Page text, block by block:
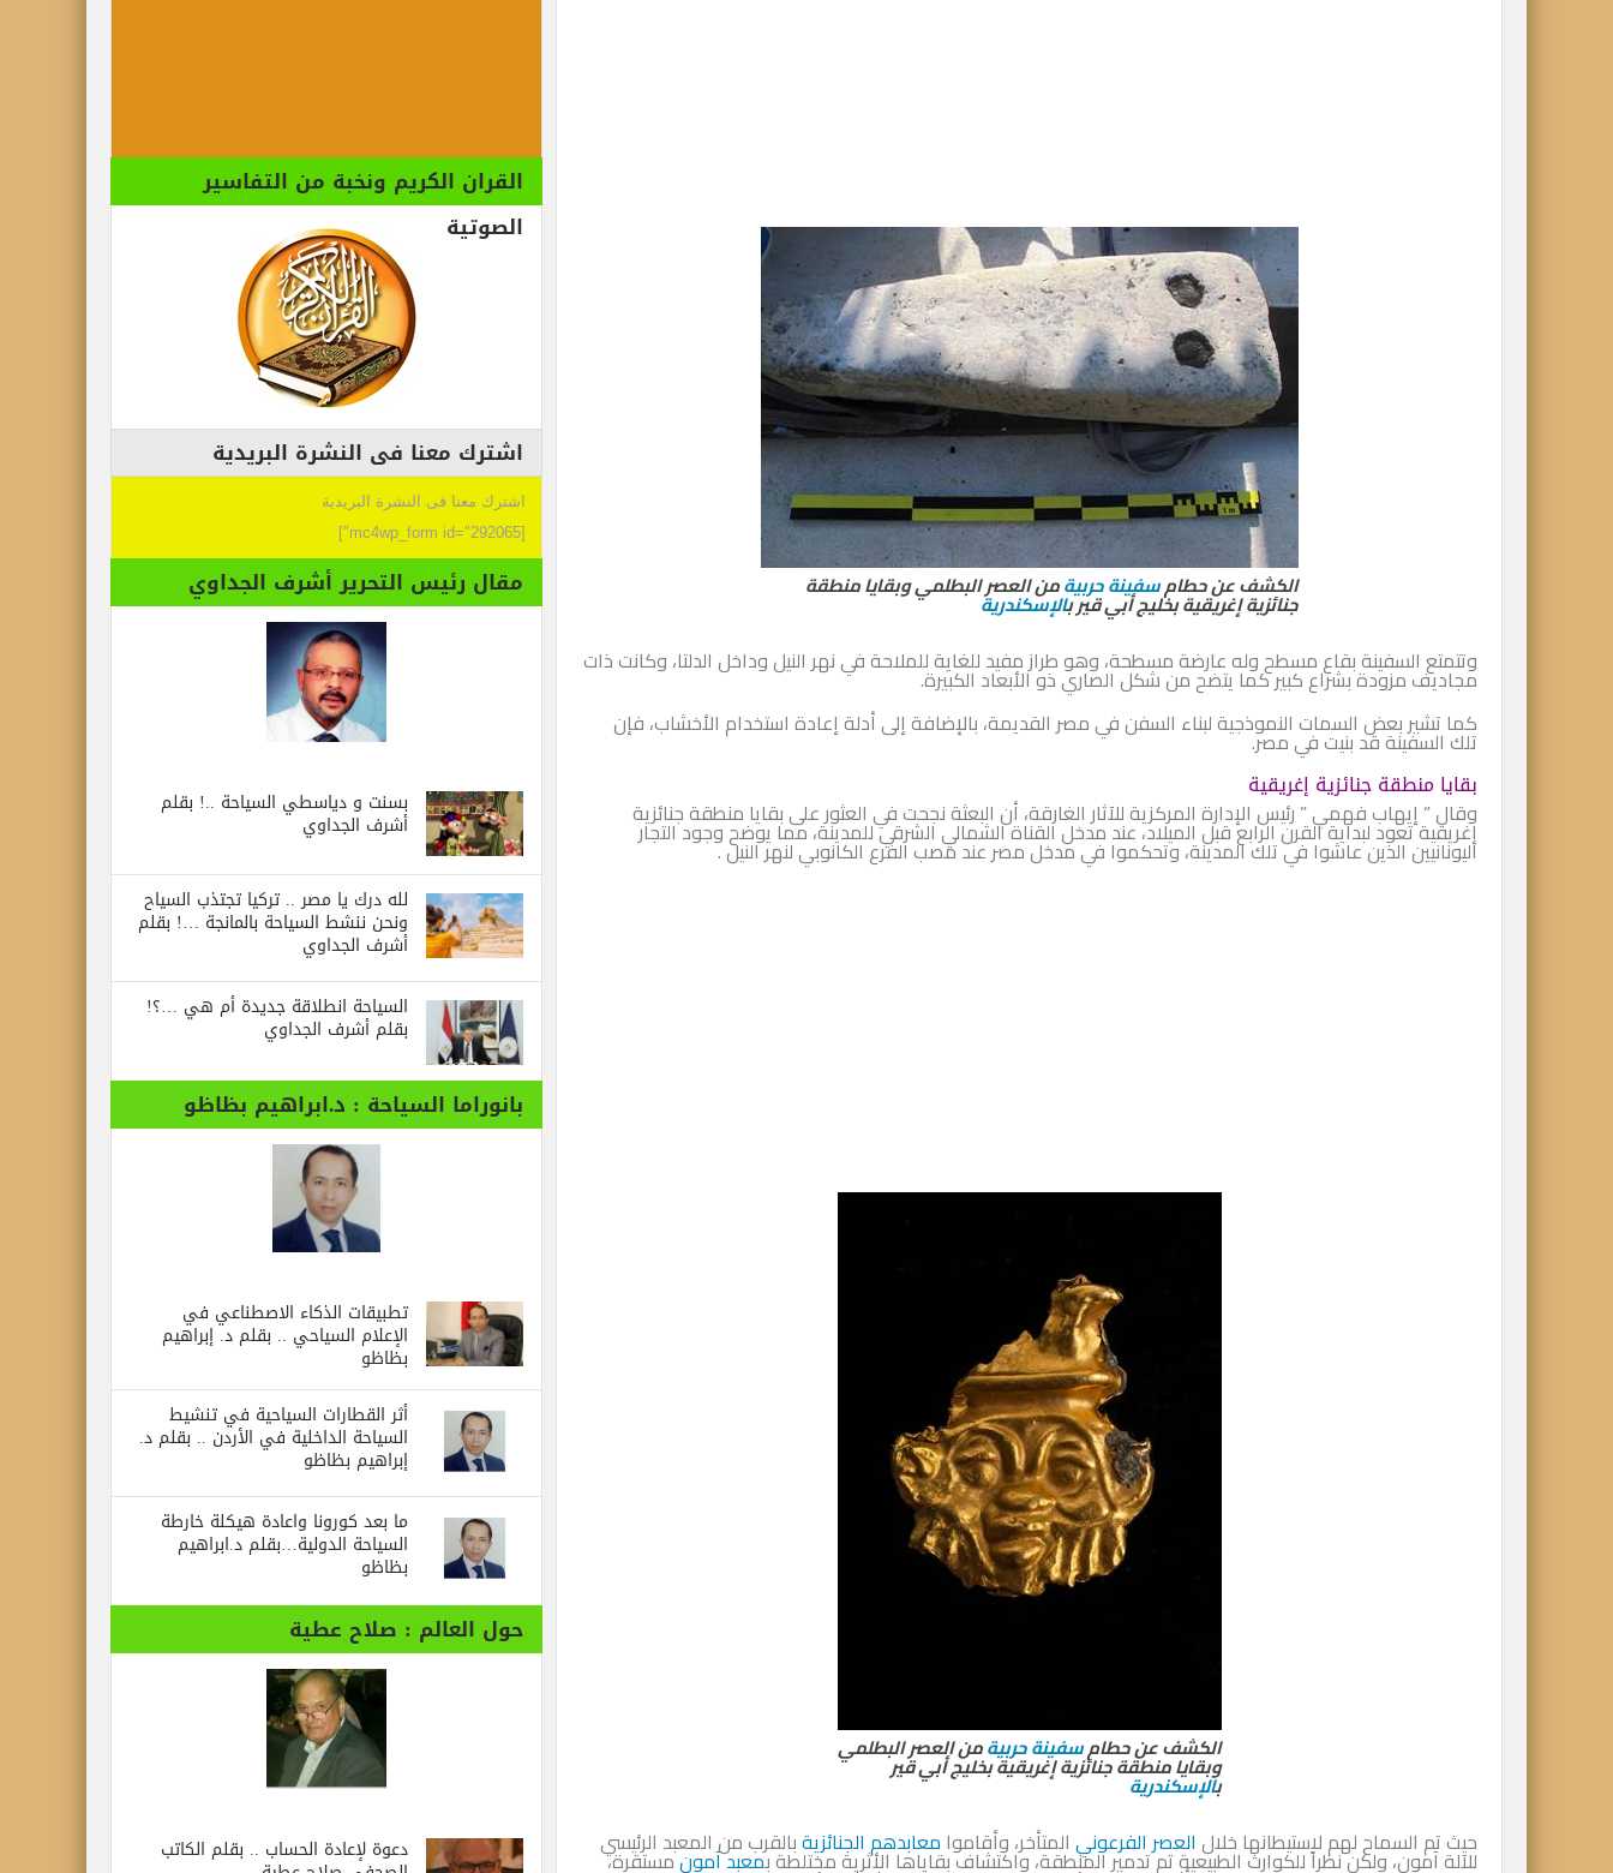
الكشف عن حطامسفينة حربيةمن العصر البطلمي وبقايا منطقة
جنائزية إغريقية بخليج أبي قير بالإسكندرية
وتتمتع السفينة بقاع مسطح وله عارضة مسطحة، وهو طراز مفيد للغاية للملاحة في نهر النيل وداخل الدلتا، وكانت ذات
مجاديف مزودة بشراع كبير كما يتضح من شكل الصاري ذو الأبعاد الكبيرة.
كما تشير بعض السمات النموذجية لبناء السفن في مصر القديمة، بالإضافة إلى أدلة إعادة استخدام الأخشاب، فإن
تلك السفينة قد بنيت في مصر.
بقايا منطقة جنائزية إغريقية
وقال ” إيهاب فهمي ” رئيس الإدارة المركزية للآثار الغارقة، أن البعثة نجحت في العثور على بقايا منطقة جنائزية
إغريقية تعود لبداية القرن الرابع قبل الميلاد، عند مدخل القناة الشمالي الشرقي للمدينة، مما يوضح وجود التجار
اليونانيين الذين عاشوا في تلك المدينة، وتحكموا في مدخل مصر عند مصب الفرع الكانوبي لنهر النيل .
الكشف عن حطامسفينة حربيةمن العصر البطلمي
وبقايا منطقة جنائزية إغريقية بخليج أبي قير
بالإسكندرية
حيث تم السماح لهم لاستيطانها خلال العصر الفرعوني المتأخر، وأقاموا معابدهم الجنائزيةبالقرب من المعبد الرئيسي
للآلة آمون، ولكن نظراً للكوارث الطبيعية تم تدمير المنطقة، واكتشاف بقاياها الأثرية مختلطة بمعبد آمونمستقرة،
القران الكريم ونخبة من التفاسير
الصوتية
اشترك معنا فى النشرة البريدية
اشترك معنا فى النشرة البريدية
[mc4wp_form id="292065"]
مقال رئيس التحرير أشرف الجداوي
بسنت و دياسطي السياحة ..! بقلم
أشرف الجداوي
لله درك يا مصر .. تركيا تجتذب السياح
ونحن ننشط السياحة بالمانجة …! بقلم
أشرف الجداوي
السياحة انطلاقة جديدة أم هي …؟!
بقلم أشرف الجداوي
بانوراما السياحة : د.ابراهيم بظاظو
تطبيقات الذكاء الاصطناعي في
الإعلام السياحي .. بقلم د. إبراهيم
بظاظو
أثر القطارات السياحية في تنشيط
السياحة الداخلية في الأردن .. بقلم د.
إبراهيم بظاظو
ما بعد كورونا واعادة هيكلة خارطة
السياحة الدولية…بقلم د.ابراهيم
بظاظو
حول العالم : صلاح عطية
دعوة لإعادة الحساب .. بقلم الكاتب